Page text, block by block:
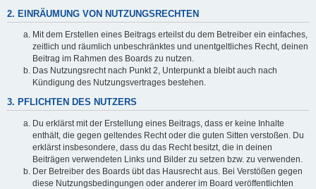
2. EINRÄUMUNG VON NUTZUNGSRECHTEN
Mit dem Erstellen eines Beitrags erteilst du dem Betreiber ein einfaches,
zeitlich und räumlich unbeschränktes und unentgeltliches Recht, deinen
Beitrag im Rahmen des Boards zu nutzen.
Das Nutzungsrecht nach Punkt 2, Unterpunkt a bleibt auch nach
Kündigung des Nutzungsvertrages bestehen.
3. PFLICHTEN DES NUTZERS
Du erklärst mit der Erstellung eines Beitrags, dass er keine Inhalte
enthält, die gegen geltendes Recht oder die guten Sitten verstoßen. Du
erklärst insbesondere, dass du das Recht besitzt, die in deinen
Beiträgen verwendeten Links und Bilder zu setzen bzw. zu verwenden.
Der Betreiber des Boards übt das Hausrecht aus. Bei Verstößen gegen
diese Nutzungsbedingungen oder anderer im Board veröffentlichten